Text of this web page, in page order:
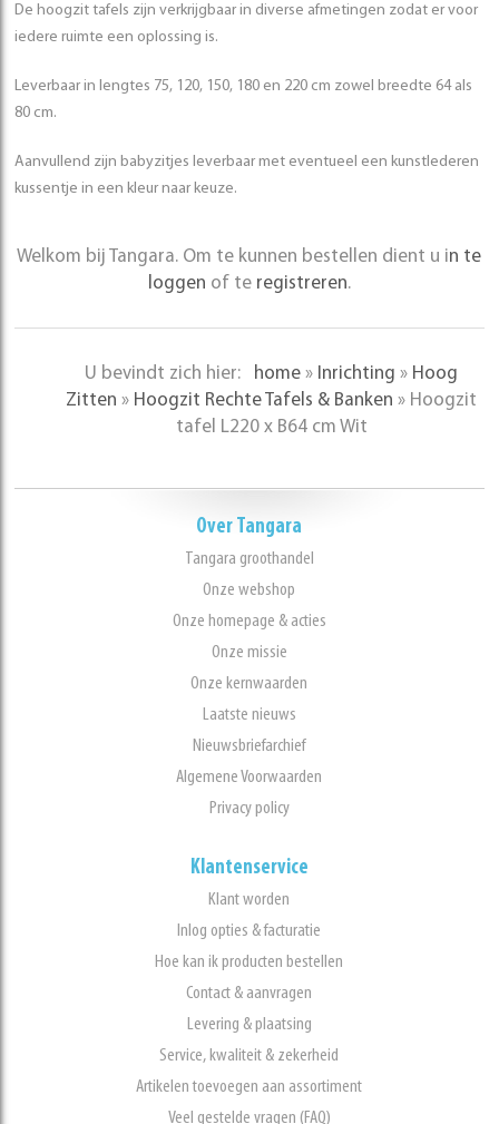
De hoogzit tafels zijn verkrijgbaar in diverse afmetingen zodat er voor
iedere ruimte een oplossing is.
Leverbaar in lengtes 75, 120, 150, 180 en 220 cm zowel breedte 64 als
80 cm.
Aanvullend zijn babyzitjes leverbaar met eventueel een kunstlederen
kussentje in een kleur naar keuze.
Welkom bij Tangara. Om te kunnen bestellen dient u in te
loggen of te registreren.
U bevindt zich hier: home » Inrichting » Hoog
Zitten » Hoogzit Rechte Tafels & Banken » Hoogzit
tafel L220 x B64 cm Wit
Over Tangara
Tangara groothandel
Onze webshop
Onze homepage & acties
Onze missie
Onze kernwaarden
Laatste nieuws
Nieuwsbriefarchief
Algemene Voorwaarden
Privacy policy
Klantenservice
Klant worden
Inlog opties & facturatie
Hoe kan ik producten bestellen
Contact & aanvragen
Levering & plaatsing
Service, kwaliteit & zekerheid
Artikelen toevoegen aan assortiment
Veel gestelde vragen (FAQ)